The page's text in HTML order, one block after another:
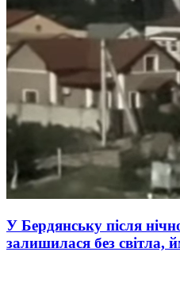
У Бердянську після
залишилася без світла,